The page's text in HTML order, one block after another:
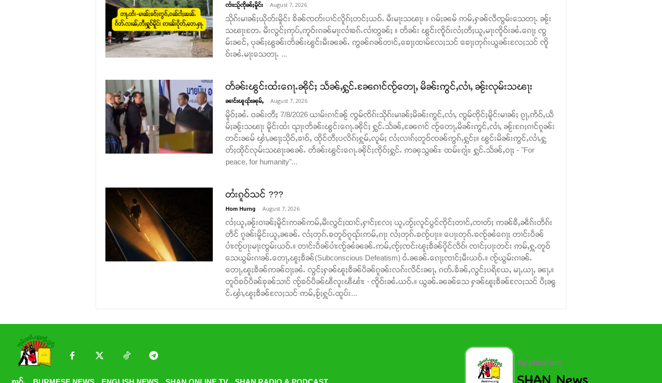
ၸၢႆးသႂ်ၸိုၼ်ႈမိူင်း - August 7, 2026
သိုၵ်းမၢၼ်ႈယိုတ်းမိူင်း ၶိၼ်ၸတ်းပၢင်လိူၵ်ႈတင်ႈယဝ်ႉ မီးမႃးသၽႃး ။ ၵမ်ႈၼမ် ဢမ်ႇႁၼ်လီၸွမ်းသေတႃႉ ၼႂ်း
သၽႃးတႄႉ မီးလွင်ႈဢုပ်ႇဢူဝ်းၵၼ်မႃးလၢႆၶၵ်ႉလၢႆတွၼ်ႈ ။ တႅၼ်း ၽွင်းၸိူဝ်းလႆႈတီႈယူႇမႃးၸိူဝ်းၼႆႉၵေႃႈ ၸွ
မ်းၼင်ႇ ပုၼ်ႈၽွၼ်းတႅၼ်းၽွင်းမီးၼၼ်ႉ ဢွၼ်ၵၼ်တၢင်ႇၶေႃႈထၢမ်လႄႈသင် ၶေႃႈတုၵ်းယွၼ်းလႄႈသင် ၸိူ
ဝ်းၼႆႉမႃးသေတႃႉ ...
တႅၼ်းၽွင်းထႆးၵေႃႉၼိုင်ႈ သႅၼ်ႇႁွင်ႉၼႄၵၢင်ၸႂ်တေႃႇ မိၼ်းဢွင်ႇလၢႆႇ ၼႂ်းလုမ်းသၽႃး
ၼၢင်းၽူၺ်းၼုမ်ႇ - August 7, 2026
မိူဝ်ႈၼႆႉ ဝၼ်းတီႈ 7/8/2026 ယၢမ်းၵၢင်ၼႂ် ၸွမ်ၸိၵ်းသိုၵ်းမၢၼ်ႈမိၼ်းဢွင်ႇလၢႆႇ ၸွမ်ၸိုင်ႈမိူင်းမၢၼ်ႈ ၵႂႃႇဢႅဝ်ႇယဵ
မ်ႈၼႂ်းသၽႃး မိူင်းထႆး ၺႃးတႅၼ်းၽွင်းၵေႃႉၼိုင်ႈ ႁွင်ႉသႅၼ်ႇၼႄၵၢင် ၸႂ်တေႃႇမိၼ်းဢွင်ႇလၢႆႇ ၼႂ်းၵႄႈၵၢင်ၵူၼ်း
တင်းၼမ် ၾၢႆႇၼႃႈသိုဝ်ႇၶၢဝ်ႇ ထိုင်တီႈပလိၵ်ႈႁူမ်ႇလူမ်ႈ လႆႈလၢၵ်ႈတူဝ်ၸၼ်ဢွၵ်ႇႁွင်ႈ။ ၽွင်းမိၼ်းဢွင်ႇလၢႆႇႁွ
တ်ႈထိုင်လုမ်းသၽႃးၼၼ်ႉ တႅၼ်းၽွင်းၵေႃႉၼိုင်ႈၸိုဝ်ႈႁွင်ႉ ဢၼုသွၼ်ႊ ထမ်ႊၵျႆႊ ႁွင်ႉသႅၼ်ႇဝႃႈ - "For
peace, for humanity"...
တႆးၵူဝ်သင် ???
Hom Hurng - August 7, 2026
လႆႈယူႇၼႂ်းဝၢၼ်ႈမိူင်းဢၼ်ဢမ်ႇမီးလွင်ႈထၢင်ႇႁၢင်ႈလႄႈ ယူႇတႂ်ႈလူင်ပွင်ၸိုင်ႈတၢင်ႇၸၢတ်ႈ ဢၼ်ၶီႇၼဵၵ်းတဵၵ်း
တဵင် ၵူၼ်းမိူင်းယူႇၼၼ်ႉ လႆႈတုၵ်ႉၶတူဝ်ၵူၺ်းဢမ်ႇၵႃး လႆႈတုၵ်ႉၶၸႂ်ပႃး။ ပေႃးတုၵ်ႉၶၸႂ်ၼႆၵေႃႈ တၢင်းပဵၼ်
ပၢႆးၸႂ်ပႃးမႃးၸွမ်းယဝ်ႉ။ တၢင်းပဵၼ်ပၢႆးၸႂ်ၼႆၼၼ်ႉဢမ်ႇၸႂ်ႈၸင်းၽူႈၶဵၼ်ပိူင်လဵဝ်၊ ၸၢင်ႈပႃးတင်း ဢမ်ႇႁူႉတူဝ်
သေယွမ်းၵၢၼ်ႉတေႃႇၽူႈၶဵၼ်(Subconscious Defeatism) ဝႆႉၼၼ်ႉၵေႃႈၸၢင်ႈမီးယဝ်ႉ။ ၸႂ်ယွမ်းၵၢၼ်ႉ
တေႃႇၽူႈၶဵၼ်ဢၼ်ဝႃႈၼႆႉ လွင်ႈႁၼ်ၽူႈၶဵၼ်ပဵၼ်ၵူၼ်းလၵ်းလိင်းၼႃႇ ၵတ်ႉၶႅၼ်ႇလွင်ႈပရိယႄႇ မႃႇယႃႇ ၼႃႇ။
တူဝ်ၶဝ်ပဵၼ်ၶုၼ်သၢင် ၸႂ်ၶဝ်ပဵၼ်ၽီလူးၽီၽၢႆး - ၸိူဝ်းၼႆႉယဝ်ႉ။ ယွၼ်ႉၼၼ်သေ ႁၼ်ၽူႈၶဵၼ်လႄႈသင် ပီႈၼွ
င်ႉၾၢႆႇၽူႈၶဵၼ်လႄႈသင် ဢမ်ႇၶႂ်ႈႁူပ်ႉထူပ်း...